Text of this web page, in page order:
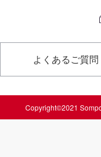
よくあるご質問
Copyright©2021